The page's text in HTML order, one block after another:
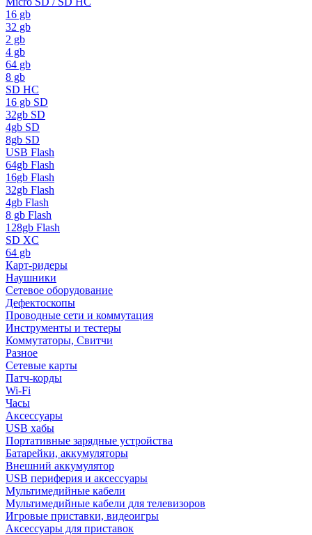
16 gb
32 gb
2 gb
4 gb
64 gb
8 gb
SD HC
16 gb SD
32gb SD
4gb SD
8gb SD
USB Flash
64gb Flash
16gb Flash
32gb Flash
4gb Flash
8 gb Flash
128gb Flash
SD XC
64 gb
Карт-ридеры
Наушники
Сетевое оборудование
Дефектоскопы
Проводные сети и коммутация
Инструменты и тестеры
Коммутаторы, Свитчи
Разное
Сетевые карты
Патч-корды
Wi-Fi
Часы
Аксессуары
USB хабы
Портативные зарядные устройства
Батарейки, аккумуляторы
Внешний аккумулятор
USB периферия и аксессуары
Мультимедийные кабели
Мультимедийные кабели для телевизоров
Игровые приставки, видеоигры
Аксессуары для приставок